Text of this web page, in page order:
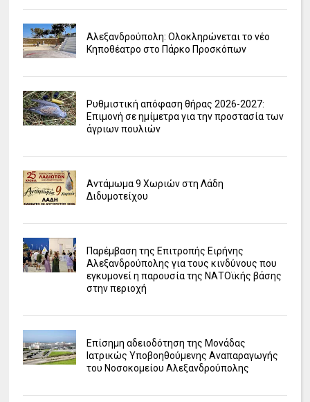
Αλεξανδρούπολη: Ολοκληρώνεται το νέο
Κηποθέατρο στο Πάρκο Προσκόπων
Ρυθμιστική απόφαση θήρας 2026-2027:
Επιμονή σε ημίμετρα για την προστασία των
άγριων πουλιών
Αντάμωμα 9 Χωριών στη Λάδη
Διδυμοτείχου
Παρέμβαση της Επιτροπής Ειρήνης
Αλεξανδρούπολης για τους κινδύνους που
εγκυμονεί η παρουσία της ΝΑΤΟϊκής βάσης
στην περιοχή
Επίσημη αδειοδότηση της Μονάδας
Ιατρικώς Υποβοηθούμενης Αναπαραγωγής
του Νοσοκομείου Αλεξανδρούπολης